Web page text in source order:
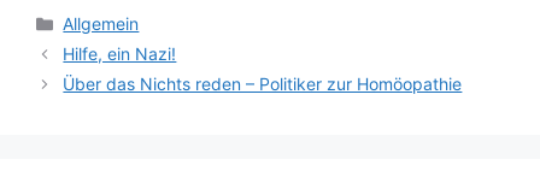
Kategorien
Allgemein
Hilfe, ein Nazi!
Über das Nichts reden – Politiker zur Homöopathie